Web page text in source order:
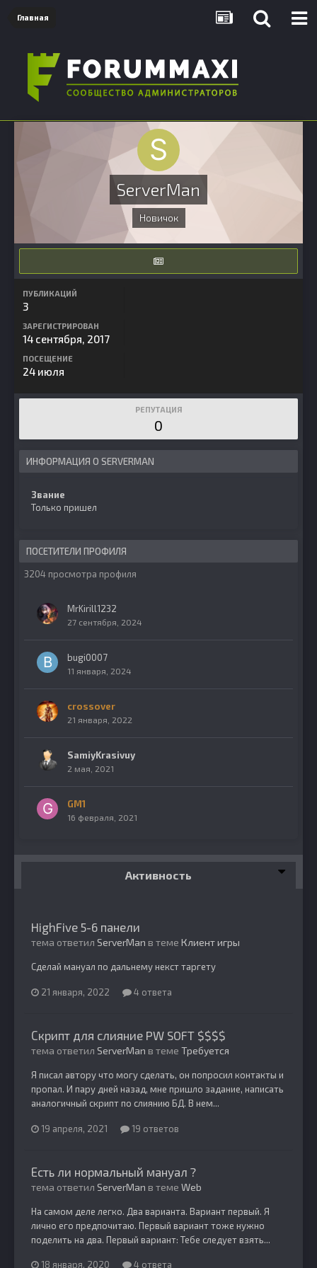
Главная
ServerMan
Новичок
ПУБЛИКАЦИЙ
3
ЗАРЕГИСТРИРОВАН
14 сентября, 2017
ПОСЕЩЕНИЕ
24 июля
РЕПУТАЦИЯ
0
ИНФОРМАЦИЯ О SERVERMAN
Звание
Только пришел
ПОСЕТИТЕЛИ ПРОФИЛЯ
3204 просмотра профиля
MrKirill1232
27 сентября, 2024
bugi0007
11 января, 2024
crossover
21 января, 2022
SamiyKrasivuy
2 мая, 2021
GM1
16 февраля, 2021
Активность
HighFive 5-6 панели
тема ответил ServerMan в теме Клиент игры
Сделай мануал по дальнему некст таргету
21 января, 2022 4 ответа
Скрипт для слияние PW SOFT $$$$
тема ответил ServerMan в теме Требуется
Я писал автору что могу сделать, он попросил контакты и
пропал. И пару дней назад, мне пришло задание, написать
аналогичный скрипт по слиянию БД. В нем...
19 апреля, 2021 19 ответов
Есть ли нормальный мануал ?
тема ответил ServerMan в теме Web
На самом деле легко. Два варианта. Вариант первый. Я
лично его предпочитаю. Первый вариант тоже нужно
поделить на два. Первый вариант: Тебе следует взять...
18 января, 2020 4 ответа